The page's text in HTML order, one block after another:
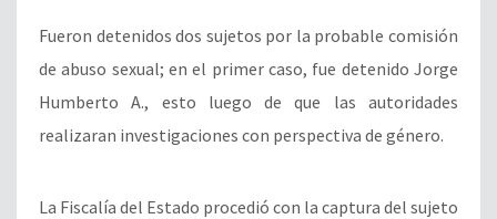
Fueron detenidos dos sujetos por la probable comisión
de abuso sexual; en el primer caso, fue detenido Jorge
Humberto A., esto luego de que las autoridades
realizaran investigaciones con perspectiva de género.
La Fiscalía del Estado procedió con la captura del sujeto